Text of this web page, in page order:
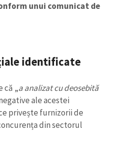
unui comunicat de
identificate
că „a analizat cu deosebită
ale acestei
privește furnizorii de
din sectorul